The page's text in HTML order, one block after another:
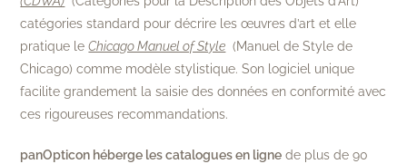
catégories standard pour décrire les œuvres d’art et elle
pratique leChicago Manuel of Style (Manuel de Style de
Chicago) comme modèle stylistique. Son logiciel unique
facilite grandement la saisie des données en conformité avec
ces rigoureuses recommandations.
panOpticon héberge les catalogues en ligne de plus de 90